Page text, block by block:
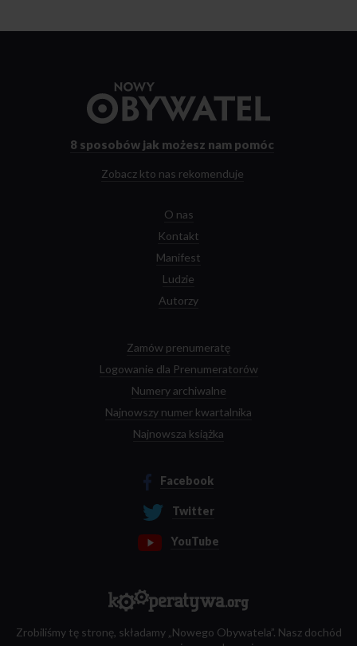
strony
8 sposobów jak możesz nam pomóc
Zobacz kto nas rekomenduje
O nas
Kontakt
Manifest
Ludzie
Autorzy
Zamów prenumeratę
Logowanie dla Prenumeratorów
Numery archiwalne
Najnowszy numer kwartalnika
Najnowsza książka
Facebook
Twitter
YouTube
Zrobiliśmy tę stronę, składamy „Nowego Obywatela”. Nasz dochód